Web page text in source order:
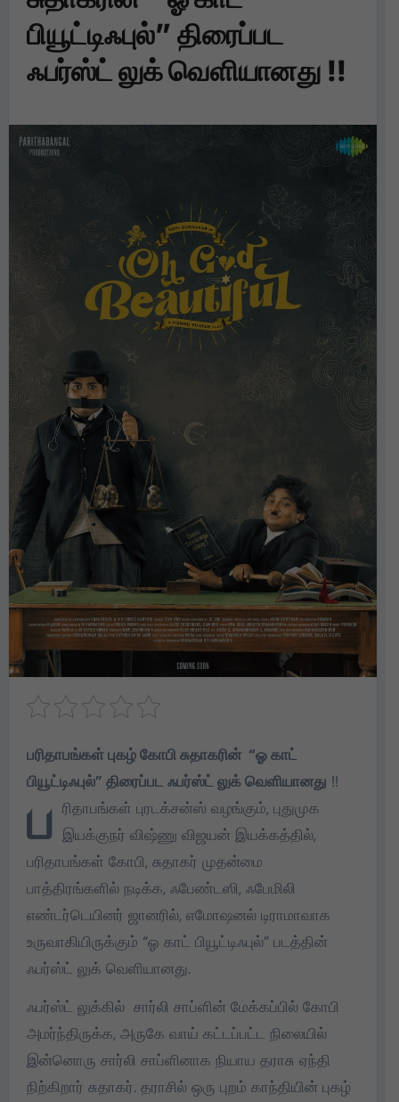
பியூட்டிஃபுல்” திரைப்பட
ஃபர்ஸ்ட் லுக் வெளியானது !!
பரிதாபங்கள் புகழ் கோபி சுதாகரின் “ஓ காட்
பியூட்டிஃபுல்” திரைப்பட ஃபர்ஸ்ட் லுக் வெளியானது !!
ப ரிதாபங்கள் புரடக்சன்ஸ் வழங்கும், புதுமுக
இயக்குநர் விஷ்ணு விஜயன் இயக்கத்தில்,
பரிதாபங்கள் கோபி, சுதாகர் முதன்மை
பாத்திரங்களில் நடிக்க, ஃபேண்டஸி, ஃபேமிலி
எண்டர்டெயினர் ஜானரில், எமோஷனல் டிராமாவாக
உருவாகியிருக்கும் “ஓ காட் பியூட்டிஃபுல்” படத்தின்
ஃபர்ஸ்ட் லுக் வெளியானது.
ஃபர்ஸ்ட் லுக்கில் சார்லி சாப்ளின் மேக்கப்பில் கோபி
அமர்ந்திருக்க, அருகே வாய் கட்டப்பட்ட நிலையில்
இன்னொரு சார்லி சாப்ளினாக நியாய தராசு ஏந்தி
நிற்கிறார் சுதாகர். தராசில் ஒரு புறம் காந்தியின் புகழ்